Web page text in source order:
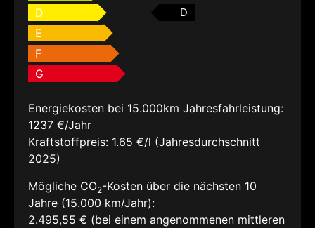
D
D
E
F
G
Energiekosten bei 15.000km Jahresfahrleistung:
1237 €/Jahr
Kraftstoffpreis: 1.65 €/l (Jahresdurchschnitt
2025)
Mögliche CO2-Kosten über die nächsten 10
Jahre (15.000 km/Jahr):
2.495,55 € (bei einem angenommenen mittleren